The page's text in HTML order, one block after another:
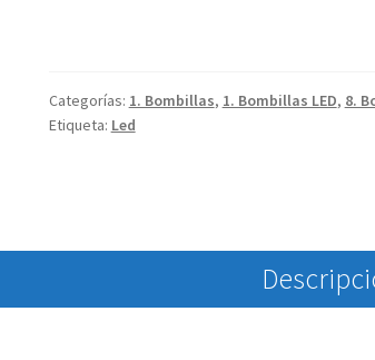
Categorías: 1. Bombillas, 1. Bombillas LED, 8.
Etiqueta: Led